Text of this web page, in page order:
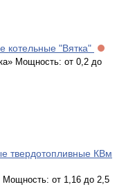
котельные "Вятка"
Мощность: от 0,2 до
твердотопливные КВм
Мощность: от 1,16 до 2,5